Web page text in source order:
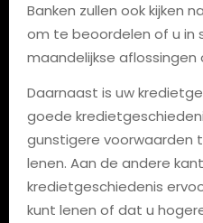
Banken zullen ook kijken
om te beoordelen of u
maandelijkse
Daarnaast is uw
goede
gunstigere voorwaarden
lenen. Aan de andere
kredietgeschiedenis
kunt lenen of dat u